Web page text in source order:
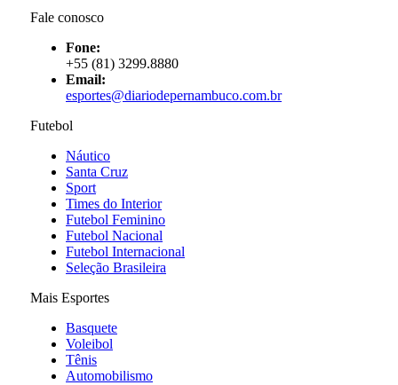
Fale conosco
Fone:
+55 (81) 3299.8880
Email:
esportes@diariodepernambuco.com.br
Futebol
Náutico
Santa Cruz
Sport
Times do Interior
Futebol Feminino
Futebol Nacional
Futebol Internacional
Seleção Brasileira
Mais Esportes
Basquete
Voleibol
Tênis
Automobilismo